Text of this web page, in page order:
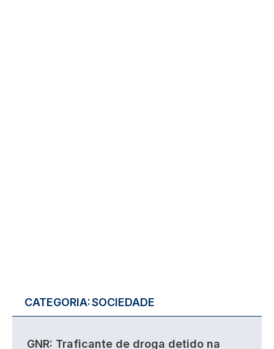
CATEGORIA:SOCIEDADE
GNR: Traficante de droga detido na